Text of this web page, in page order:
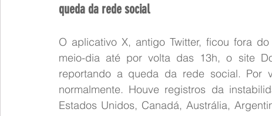
queda da rede social
O aplicativo X, antigo Twitter, ficou fora
meio-dia até por volta das 13h, o site
reportando a queda da rede social. Por
normalmente. Houve registros da
Estados Unidos, Canadá, Austrália,